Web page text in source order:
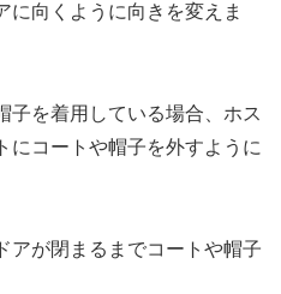
に向くように向きを変えま
子を着用している場合、ホス
にコートや帽子を外すように
アが閉まるまでコートや帽子